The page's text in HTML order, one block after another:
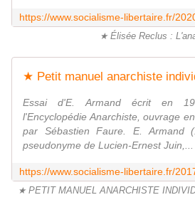
★ Élisée Reclus :
Essai d'E. Armand écrit en
l'Encyclopédie Anarchiste, ouvrage
par Sébastien Faure. E.
pseudonyme de Lucien-Ernest Juin,...
★ PETIT MANUEL ANARCHISTE